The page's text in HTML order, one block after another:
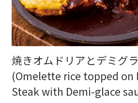
焼きオムドリアとデミグ
(Omelette rice topped on
Steak with Demi-glace